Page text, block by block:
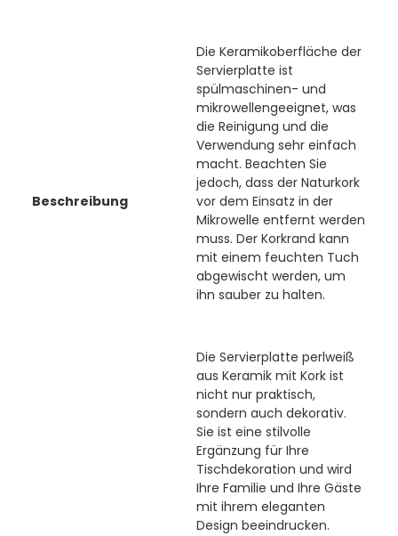
Beschreibung
Die Keramikoberfläche der
Servierplatte ist
spülmaschinen- und
mikrowellengeeignet, was
die Reinigung und die
Verwendung sehr einfach
macht. Beachten Sie
jedoch, dass der Naturkork
vor dem Einsatz in der
Mikrowelle entfernt werden
muss. Der Korkrand kann
mit einem feuchten Tuch
abgewischt werden, um
ihn sauber zu halten.
Die Servierplatte perlweiß
aus Keramik mit Kork ist
nicht nur praktisch,
sondern auch dekorativ.
Sie ist eine stilvolle
Ergänzung für Ihre
Tischdekoration und wird
Ihre Familie und Ihre Gäste
mit ihrem eleganten
Design beeindrucken.